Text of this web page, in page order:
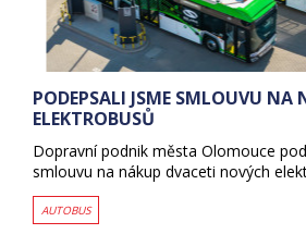
PODEPSALI JSME SMLOUVU NA
ELEKTROBUSŮ
Dopravní podnik města Olomouce
smlouvu na nákup dvaceti nových
AUTOBUS